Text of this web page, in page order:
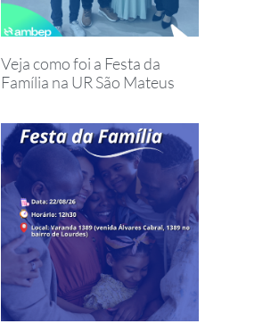
Veja como foi a Festa da
Família na UR São Mateus